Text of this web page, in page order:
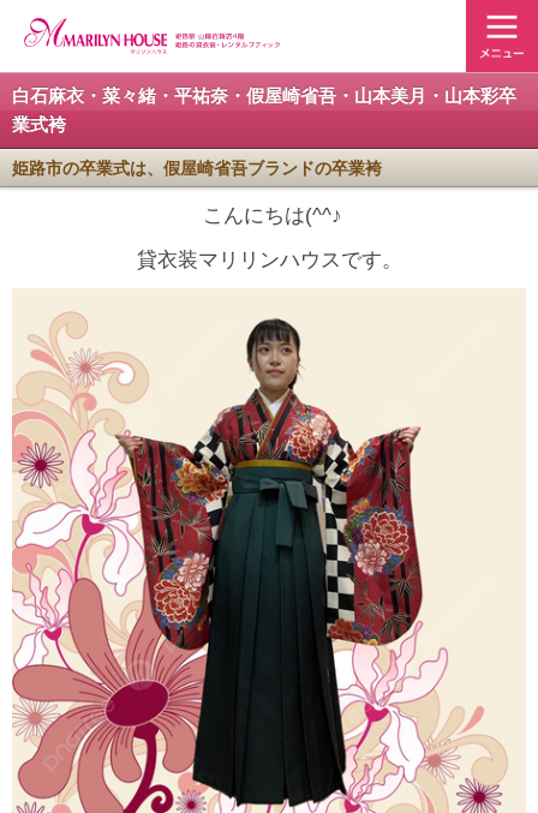
白石麻衣・菜々緒・平祐奈・假屋崎省吾・山本美月・山本彩卒
業式袴
姫路市の卒業式は、假屋崎省吾ブランドの卒業袴
こんにちは(^^♪
貸衣装マリリンハウスです。